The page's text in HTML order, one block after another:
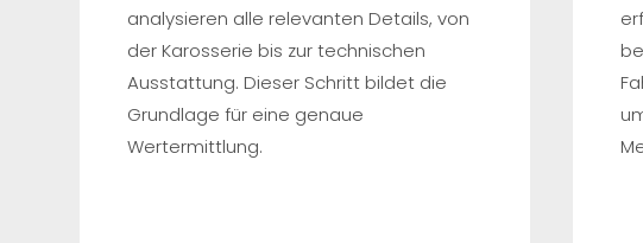
analysieren alle relevanten Details, von
der Karosserie bis zur technischen
Ausstattung. Dieser Schritt bildet die
Grundlage für eine genaue
Wertermittlung.